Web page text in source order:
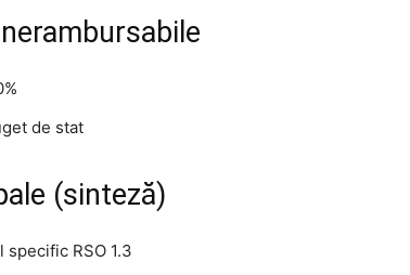
de stat
(sinteză)
RSO 1.3